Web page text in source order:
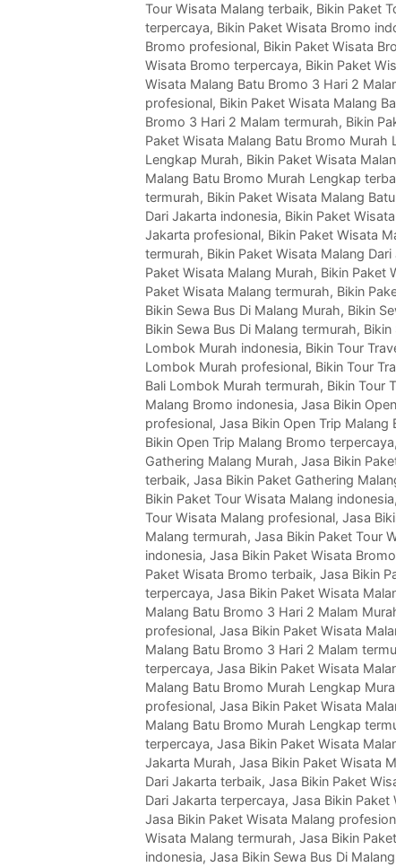
Tour Wisata Malang terbaik, Bikin Paket
terpercaya, Bikin Paket Wisata Bromo
Bromo profesional, Bikin Paket Wisata
Wisata Bromo terpercaya, Bikin Paket
Wisata Malang Batu Bromo 3 Hari 2
profesional, Bikin Paket Wisata Malang
Bromo 3 Hari 2 Malam termurah, Bikin
Paket Wisata Malang Batu Bromo Murah
Lengkap Murah, Bikin Paket Wisata
Malang Batu Bromo Murah Lengkap
termurah, Bikin Paket Wisata Malang
Dari Jakarta indonesia, Bikin Paket
Jakarta profesional, Bikin Paket Wisata
termurah, Bikin Paket Wisata Malang
Paket Wisata Malang Murah, Bikin Paket
Paket Wisata Malang termurah, Bikin
Bikin Sewa Bus Di Malang Murah, Bikin
Bikin Sewa Bus Di Malang termurah, Bikin
Lombok Murah indonesia, Bikin Tour
Lombok Murah profesional, Bikin Tour
Bali Lombok Murah termurah, Bikin Tour
Malang Bromo indonesia, Jasa Bikin
profesional, Jasa Bikin Open Trip Malang
Bikin Open Trip Malang Bromo terpercaya,
Gathering Malang Murah, Jasa Bikin
terbaik, Jasa Bikin Paket Gathering
Bikin Paket Tour Wisata Malang indonesia,
Tour Wisata Malang profesional, Jasa
Malang termurah, Jasa Bikin Paket Tour
indonesia, Jasa Bikin Paket Wisata
Paket Wisata Bromo terbaik, Jasa Bikin
terpercaya, Jasa Bikin Paket Wisata
Malang Batu Bromo 3 Hari 2 Malam
profesional, Jasa Bikin Paket Wisata
Malang Batu Bromo 3 Hari 2 Malam
terpercaya, Jasa Bikin Paket Wisata
Malang Batu Bromo Murah Lengkap
profesional, Jasa Bikin Paket Wisata
Malang Batu Bromo Murah Lengkap
terpercaya, Jasa Bikin Paket Wisata
Jakarta Murah, Jasa Bikin Paket Wisata
Dari Jakarta terbaik, Jasa Bikin Paket
Dari Jakarta terpercaya, Jasa Bikin Paket
Jasa Bikin Paket Wisata Malang
Wisata Malang termurah, Jasa Bikin
indonesia, Jasa Bikin Sewa Bus Di